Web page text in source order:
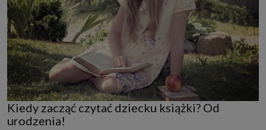
Kiedy zacząć czytać dziecku książki? Od
urodzenia!